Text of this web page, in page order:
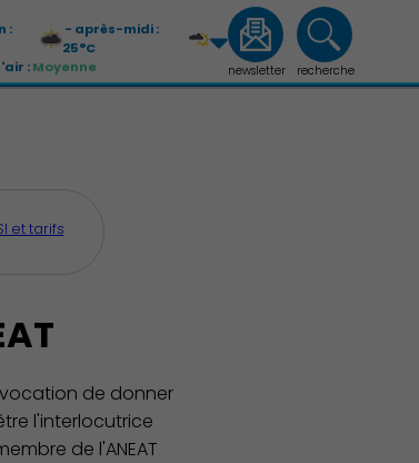
:
- après-midi :
25°C
:Moyenne
newsletter recherche
et tarifs
vocation de donner
l'interlocutrice
de l'ANEAT